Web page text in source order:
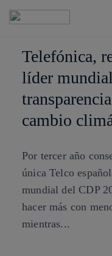
Telefónica,
líder
cambio
Por tercer año
única Telco
mundial del CDP
hacer más con
mientras...